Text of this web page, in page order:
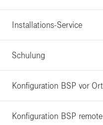
Installations-Service
Schulung
Konfiguration BSP vor
Konfiguration BSP